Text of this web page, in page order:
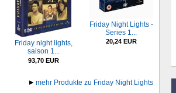
Friday night lights,
saison 1...
93,70 EUR
Friday Night Lights -
Series 1...
20,24 EUR
mehr Produkte zu Friday Night Lights